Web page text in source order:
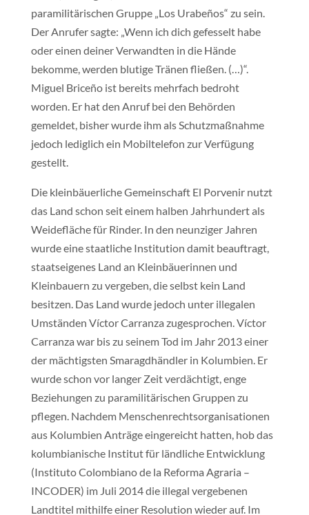
paramilitärischen Gruppe „Los Urabeños“ zu sein.
Der Anrufer sagte: „Wenn ich dich gefesselt habe
oder einen deiner Verwandten in die Hände
bekomme, werden blutige Tränen fließen. (…)“.
Miguel Briceño ist bereits mehrfach bedroht
worden. Er hat den Anruf bei den Behörden
gemeldet, bisher wurde ihm als Schutzmaßnahme
jedoch lediglich ein Mobiltelefon zur Verfügung
gestellt.
Die kleinbäuerliche Gemeinschaft El Porvenir nutzt
das Land schon seit einem halben Jahrhundert als
Weidefläche für Rinder. In den neunziger Jahren
wurde eine staatliche Institution damit beauftragt,
staatseigenes Land an Kleinbäuerinnen und
Kleinbauern zu vergeben, die selbst kein Land
besitzen. Das Land wurde jedoch unter illegalen
Umständen Víctor Carranza zugesprochen. Víctor
Carranza war bis zu seinem Tod im Jahr 2013 einer
der mächtigsten Smaragdhändler in Kolumbien. Er
wurde schon vor langer Zeit verdächtigt, enge
Beziehungen zu paramilitärischen Gruppen zu
pflegen. Nachdem Menschenrechtsorganisationen
aus Kolumbien Anträge eingereicht hatten, hob das
kolumbianische Institut für ländliche Entwicklung
(Instituto Colombiano de la Reforma Agraria –
INCODER) im Juli 2014 die illegal vergebenen
Landtitel mithilfe einer Resolution wieder auf. Im